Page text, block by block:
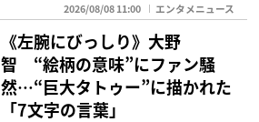
2026/08/08 11:00 エンタメニュース
《左腕にびっしり》大野
智 “絵柄の意味”にファン騒
然…“巨大タトゥー”に描かれた
「7文字の言葉」